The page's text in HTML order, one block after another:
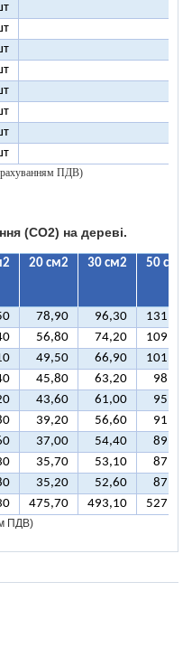
урахуванням ПДВ)
(CO2) на дереві.
20 см2 30 см2 50 см2
78,90 96,30
131,00
56,80 74,20
109,00
49,50 66,90
101,60
45,80 63,20
98,00
43,60 61,00
95,80
39,20 56,60
91,40
37,00 54,40
89,20
35,70 53,10
87,80
35,20 52,60
87,40
475,70 493,10 527,90
ПДВ)